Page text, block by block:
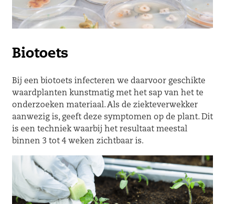
Biotoets
Bij een biotoets infecteren we daarvoor geschikte
waardplanten kunstmatig met het sap van het te
onderzoeken materiaal. Als de ziekteverwekker
aanwezig is, geeft deze symptomen op de plant. Dit
is een techniek waarbij het resultaat meestal
binnen 3 tot 4 weken zichtbaar is.